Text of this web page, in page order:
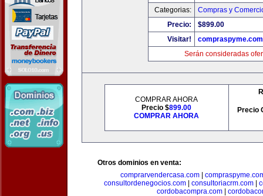
Categorias:
Compras y
Precio:
$899.00
Visitar!
compraspyme.com
Serán consideradas
COMPRAR AHORA
Precio $899.00
COMPRAR AHORA
Precio
Otros dominios en venta:
comprarvendercasa.com|
consultordenegocios.com| consultoriacrm.com|
cordobacompra.com|